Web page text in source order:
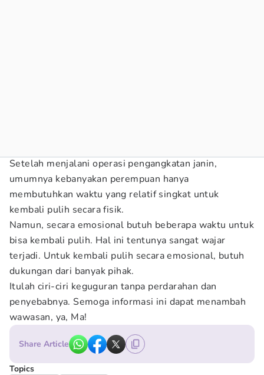
Setelah menjalani operasi pengangkatan janin,
umumnya kebanyakan perempuan hanya
membutuhkan waktu yang relatif singkat untuk
kembali pulih secara fisik.
Namun, secara emosional butuh beberapa waktu untuk
bisa kembali pulih. Hal ini tentunya sangat wajar
terjadi. Untuk kembali pulih secara emosional, butuh
dukungan dari banyak pihak.
Itulah ciri-ciri keguguran tanpa perdarahan dan
penyebabnya. Semoga informasi ini dapat menambah
wawasan, ya, Ma!
Share Article
Topics